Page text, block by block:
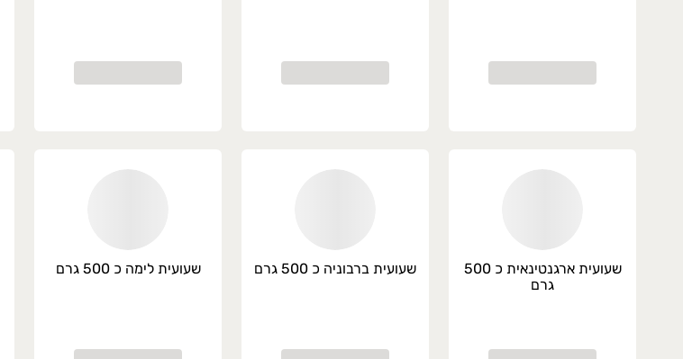
שעועית ארגנטינאית כ 500
גרם
שעועית ברבוניה כ 500 גרם שעועית לימה כ 500 גרם